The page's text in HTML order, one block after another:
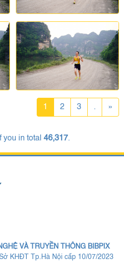
1 2 3 . »
you in total 46,317.
VÀ TRUYỀN THÔNG BIBPIX
KHĐT Tp.Hà Nội cấp 10/07/2023